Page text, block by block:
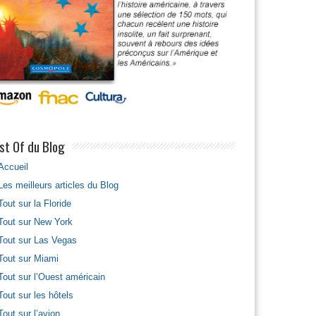
Of du Blog
meilleurs articles du Blog
sur la Floride
sur New York
sur Las Vegas
sur Miami
sur l’Ouest américain
sur les hôtels
sur l’avion